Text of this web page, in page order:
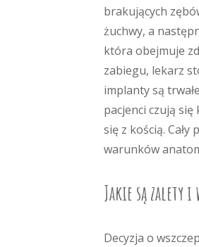
brakujących
żuchwy, a
która obejmuje
zabiegu, lekarz
implanty są
pacjenci czują
się z kością.
warunków
Jakie są zalety i
Decyzja o